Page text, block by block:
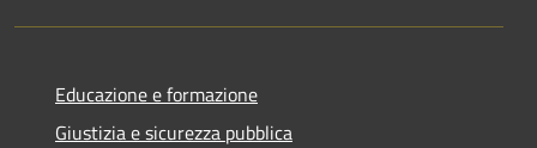
Educazione e formazione
Giustizia e sicurezza pubblica